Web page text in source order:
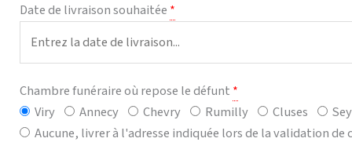
Date de livraison souhaitée *
Chambre funéraire où repose le défunt *
Viry
Annecy Chevry Rumilly Cluses
Aucune, livrer à l'adresse indiquée lors de la validation de